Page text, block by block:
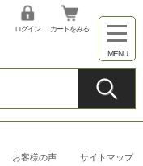
ログイン カートをみる
お客様の声 サイトマップ